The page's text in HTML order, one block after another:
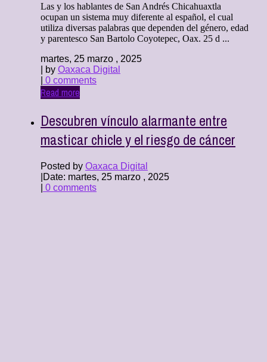
Las y los hablantes de San Andrés Chicahuaxtla
ocupan un sistema muy diferente al español, el cual
utiliza diversas palabras que dependen del género, edad
y parentesco San Bartolo Coyotepec, Oax. 25 d ...
martes, 25 marzo , 2025
| by Oaxaca Digital
0 comments
Read more
Descubren vínculo alarmante entre
masticar chicle y el riesgo de cáncer
Posted by Oaxaca Digital
Date: martes, 25 marzo , 2025
0 comments